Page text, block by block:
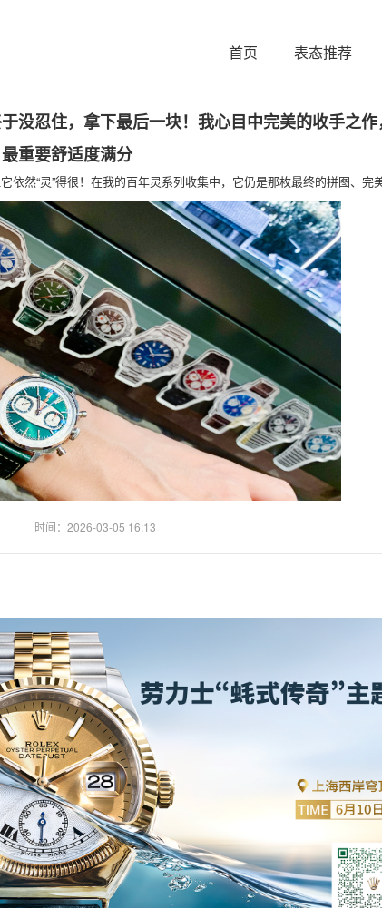
首页 表态推荐
于没忍住，拿下最后一块！我心目中完美的收手之
重要舒适度满分
依然“灵”得很！在我的百年灵系列收集中，它仍是那枚最终的拼图、完
时间： 2026-03-05 16:13